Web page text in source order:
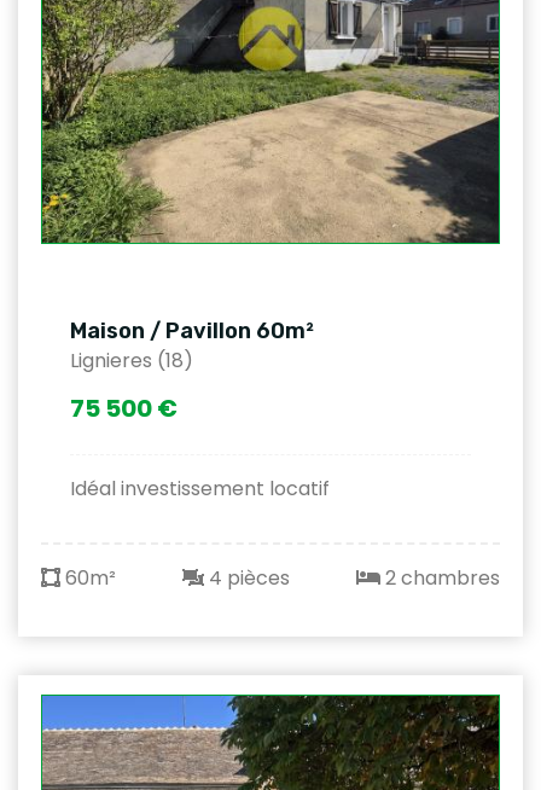
Maison / Pavillon 60m²
Lignieres (18)
75 500 €
Idéal investissement locatif
60m² 4 pièces 2 chambres